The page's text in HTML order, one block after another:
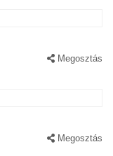
Megosztás
Megosztás